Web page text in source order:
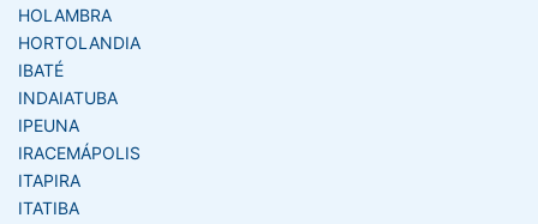
HOLAMBRA
HORTOLANDIA
IBATÉ
INDAIATUBA
IPEUNA
IRACEMÁPOLIS
ITAPIRA
ITATIBA